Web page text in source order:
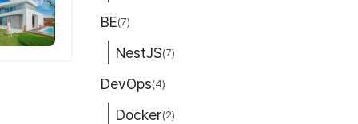
BE(7)
NestJS(7)
DevOps(4)
Docker(2)